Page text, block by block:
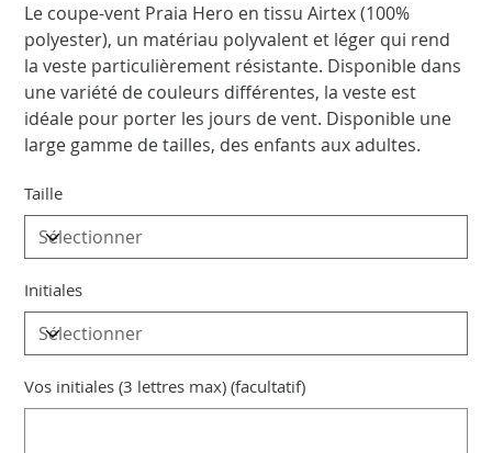
Le coupe-vent Praia Hero en tissu Airtex (100%
polyester), un matériau polyvalent et léger qui rend
la veste particulièrement résistante. Disponible dans
une variété de couleurs différentes, la veste est
idéale pour porter les jours de vent. Disponible une
large gamme de tailles, des enfants aux adultes.
Taille
Initiales
Vos initiales (3 lettres max) (facultatif)